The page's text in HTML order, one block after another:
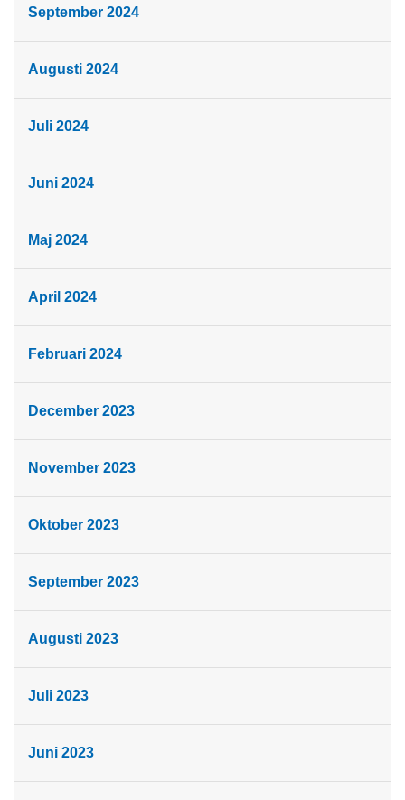
September 2024
Augusti 2024
Juli 2024
Juni 2024
Maj 2024
April 2024
Februari 2024
December 2023
November 2023
Oktober 2023
September 2023
Augusti 2023
Juli 2023
Juni 2023